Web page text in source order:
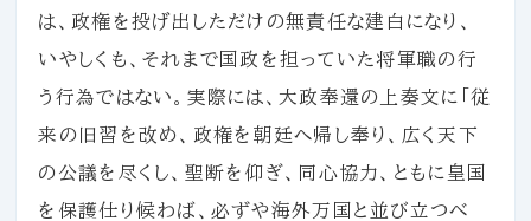
は、政権を投げ出しただけの無責任な建白になり、
いやしくも、それまで国政を担っていた将軍職の行
う行為ではない。実際には、大政奉還の上奏文に「従
来の旧習を改め、政権を朝廷へ帰し奉り、広く天下
の公議を尽くし、聖断を仰ぎ、同心協力、ともに皇国
を保護仕り候わば、必ずや海外万国と並び立つべ